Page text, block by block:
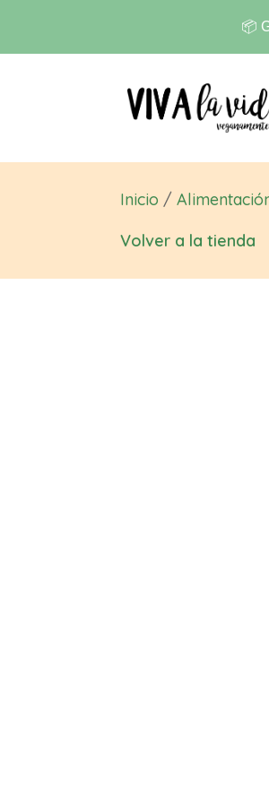
📦
Inicio /
Volver a la tienda